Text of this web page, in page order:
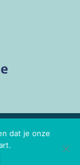
- T. +3153
dat je onze